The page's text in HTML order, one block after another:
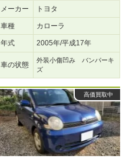
メーカー トヨタ
車種 カローラ
年式 2005年/平成17年
車の状態
外装小傷凹み バンパーキ
ズ
高価買取中